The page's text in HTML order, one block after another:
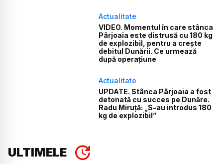
Actualitate
VIDEO. Momentul în care stânca
Pârjoaia este distrusă cu 180 kg
de explozibil, pentru a crește
debitul Dunării. Ce urmează
după operațiune
Actualitate
UPDATE. Stânca Pârjoaia a fost
detonată cu succes pe Dunăre.
Radu Miruță: „S-au introdus 180
kg de explozibil”
ULTIMELE